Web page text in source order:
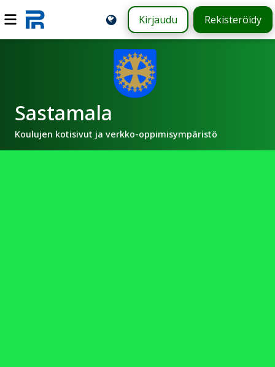
Kirjaudu Rekisteröidy
Sastamala
Koulujen kotisivut ja verkko-oppimisympäristö